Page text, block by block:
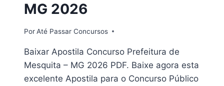
MG 2026
PorAté Passar Concursos
Baixar Apostila Concurso Prefeitura de
Mesquita – MG 2026 PDF. Baixe agora esta
excelente Apostila para o Concurso Público